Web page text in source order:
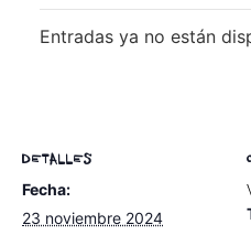
Entradas ya no están
DETALLES
Fecha:
23 noviembre 2024